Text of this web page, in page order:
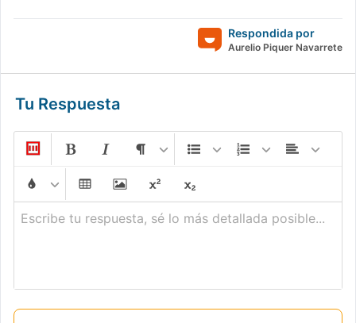
Respondida por
Aurelio Piquer Navarrete
Tu Respuesta
Escribe tu respuesta, sé lo más detallada posible...